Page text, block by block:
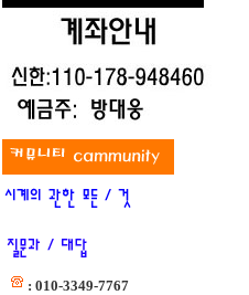
: 010-3349-7767